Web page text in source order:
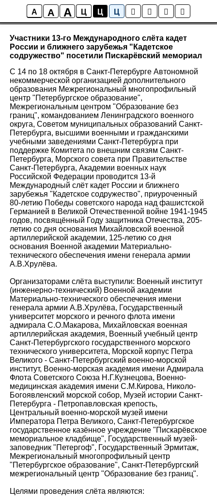
A A A Ц Ц Ц
Новости
Участники 13-го Международного слёта кадет
России и ближнего зарубежья "Кадетское
содружество" посетили Пискарёвский мемориал
С 14 по 18 октября в Санкт-Петербурге Автономной
некоммерческой организацией дополнительного
образования Межрегиональный многопрофильный
центр "Петербургское образование",
Межрегиональным центром "Образование без
границ", командованием Ленинградского военного
округа, Советом муниципальных образований Санкт-
Петербурга, высшими военными и гражданскими
учебными заведениями Санкт-Петербурга при
поддержке Комитета по внешним связям Санкт-
Петербурга, Морского совета при Правительстве
Санкт-Петербурга, Академии военных наук
Российской Федерации проводится 13-й
Международный слёт кадет России и ближнего
зарубежья "Кадетское содружество", приуроченный
80-летию Победы советского народа над фашистской
Германией в Великой Отечественной войне 1941-1945
годов, посвящённый Году защитника Отечества, 205-
летию со дня основания Михайловской военной
артиллерийской академии, 125-летию со дня
основания Военной академии Материально-
технического обеспечения имени генерала армии
А.В.Хрулёва.
Организаторами слёта выступили: Военный институт
(инженерно-технический) Военной академии
Материально-технического обеспечения имени
генерала армии А.В.Хрулёва, Государственный
университет морского и речного флота имени
адмирала С.О.Макарова, Михайловская военная
артиллерийская академия, Военный учебный центр
Санкт-Петербургского государственного морского
технического университета, Морской корпус Петра
Великого - Санкт-Петербургский военно-морской
институт, Военно-морская академия имени Адмирала
Флота Советского Союза Н.Г.Кузнецова, Военно-
медицинская академия имени С.М.Кирова, Николо-
Богоявленский морской собор, Музей истории Санкт-
Петербурга - Петропавловская крепость,
Центральный военно-морской музей имени
Императора Петра Великого, Санкт-Петербургское
государственное казённое учреждение "Пискарёвское
мемориальное кладбище", Государственный музей-
заповедник "Петергоф", Государственный Эрмитаж,
Межрегиональный многопрофильный центр
"Петербургское образование", Санкт-Петербургский
межрегиональный центр "Образование без границ".
Целями проведения слёта являются: